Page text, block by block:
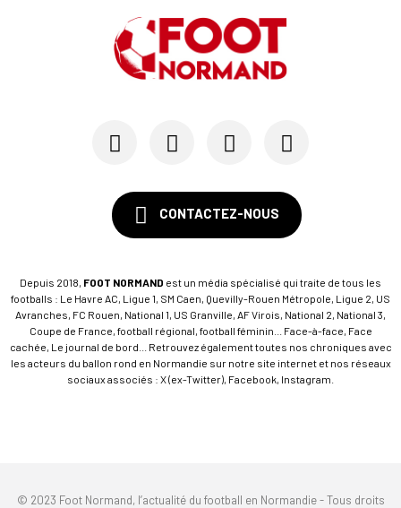
CONTACTEZ-NOUS
Depuis 2018, FOOT NORMAND est un média spécialisé qui traite de tous les
footballs : Le Havre AC, Ligue 1, SM Caen, Quevilly-Rouen Métropole, Ligue 2, US
Avranches, FC Rouen, National 1, US Granville, AF Virois, National 2, National 3,
Coupe de France, football régional, football féminin... Face-à-face, Face
cachée, Le journal de bord... Retrouvez également toutes nos chroniques avec
les acteurs du ballon rond en Normandie sur notre site internet et nos réseaux
sociaux associés : X (ex-Twitter), Facebook, Instagram.
© 2023 Foot Normand, l’actualité du football en Normandie - Tous droits